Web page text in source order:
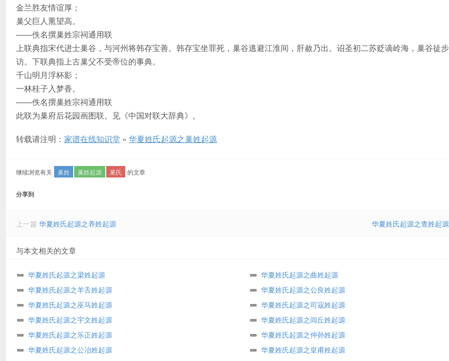
金兰胜友情谊厚；
巢父巨人熏望高。
——佚名撰巢姓宗祠通用联
上联典指宋代进士巢谷，与河州将韩存宝善。韩存宝坐罪死，巢谷逃避江淮间，肝赦乃出。诏圣初二苏贬谪岭海，巢谷徒
访。下联典指上古巢父不受帝位的事典。
千山明月浮杯影；
一林桂子入梦香。
——佚名撰巢姓宗祠通用联
此联为巢府后花园画图联。见《中国对联大辞典》。
转载请注明： 家谱在线知识堂 » 华夏姓氏起源之巢姓起源
继续浏览有关 巢姓 巢姓起源 巢氏 的文章
分享到
上一篇 华夏姓氏起源之养姓起源 华夏姓氏起源之查姓起源
与本文相关的文章
华夏姓氏起源之梁姓起源
华夏姓氏起源之曲姓起源
华夏姓氏起源之羊舌姓起源
华夏姓氏起源之公良姓起源
华夏姓氏起源之巫马姓起源
华夏姓氏起源之司寇姓起源
华夏姓氏起源之宇文姓起源
华夏姓氏起源之闾丘姓起源
华夏姓氏起源之乐正姓起源
华夏姓氏起源之仲孙姓起源
华夏姓氏起源之公冶姓起源
华夏姓氏起源之皇甫姓起源